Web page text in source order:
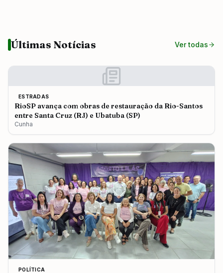
Últimas Notícias Ver todas
ESTRADAS
RioSP avança com obras de restauração da Rio-Santos
entre Santa Cruz (RJ) e Ubatuba (SP)
Cunha
POLÍTICA